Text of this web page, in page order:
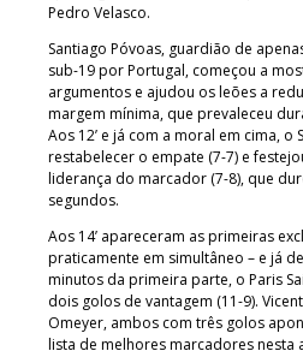
Pedro Velasco.
Santiago Póvoas, guardião de
sub-19 por Portugal, começou a
argumentos e ajudou os leões a
margem mínima, que prevaleceu
Aos 12’ e já com a moral em cima, o
restabelecer o empate (7-7) e
liderança do marcador (7-8), que
segundos.
Aos 14’ apareceram as primeiras
praticamente em simultâneo – e já
minutos da primeira parte, o Paris
dois golos de vantagem (11-9).
Omeyer, ambos com três golos
lista de melhores marcadores nesta